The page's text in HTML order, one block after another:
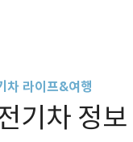
차 라이프&여행
기차 정